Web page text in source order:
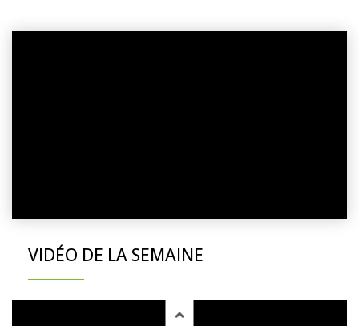
VIDÉO DE LA SEMAINE